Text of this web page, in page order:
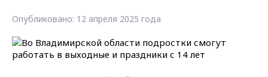
Опубликовано: 12 апреля 2025 года